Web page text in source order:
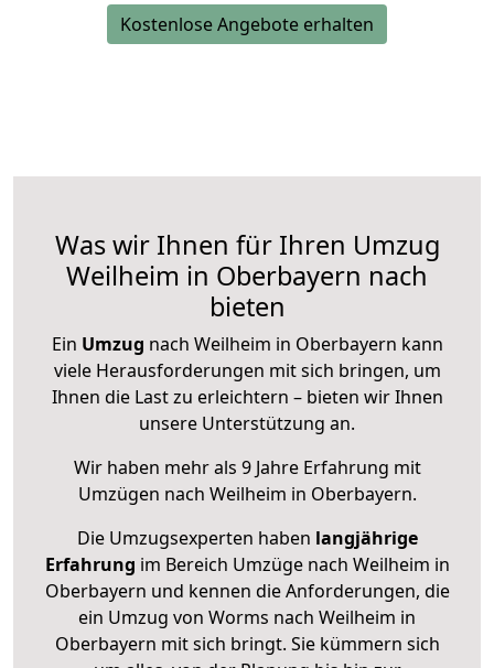
Kostenlose Angebote erhalten
Was wir Ihnen für Ihren Umzug
Weilheim in Oberbayern nach
bieten
Ein Umzug nach Weilheim in Oberbayern kann
viele Herausforderungen mit sich bringen, um
Ihnen die Last zu erleichtern – bieten wir Ihnen
unsere Unterstützung an.
Wir haben mehr als 9 Jahre Erfahrung mit
Umzügen nach Weilheim in Oberbayern.
Die Umzugsexperten haben langjährige
Erfahrung im Bereich Umzüge nach Weilheim in
Oberbayern und kennen die Anforderungen, die
ein Umzug von Worms nach Weilheim in
Oberbayern mit sich bringt. Sie kümmern sich